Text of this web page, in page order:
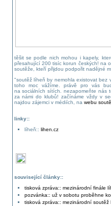
těšit se podle nich mohou i kapely,
přesahující 200 tisíc korun českých! na
soutěže, kteří přijdou podpořit nadějné
"soutěž líheň by nemohla existovat bez
toho moc vážíme. právě pro vás
na sociálních sítích. nezapomeňte nás
za námi do klubů! začínáme vždy v
najdou zájemci v médiích, na webu
linky::
líheň:: lihen.cz
související články::
tisková zpráva:: mezinárodní finále
pozvánka:: už v sobotu proběhne
tisková zpráva:: mezinárodní